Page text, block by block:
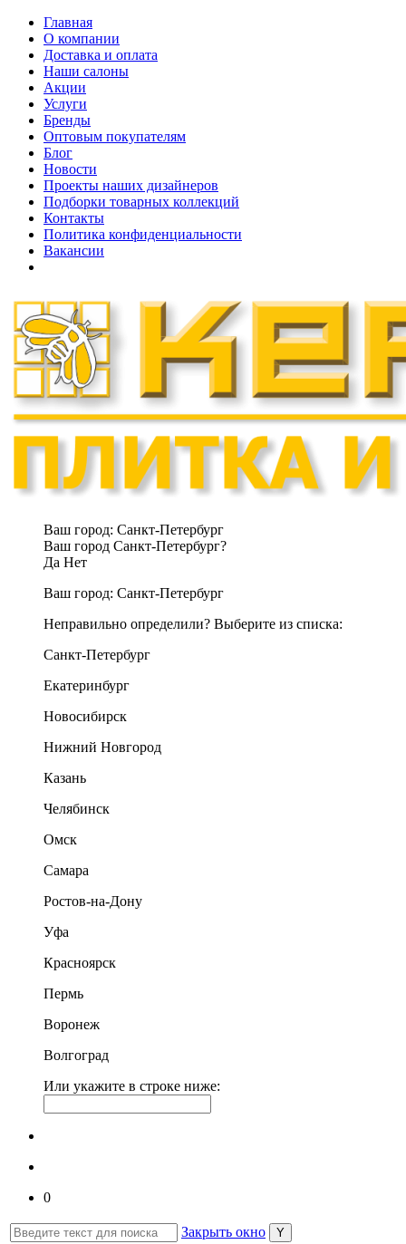
Главная
О компании
Доставка и оплата
Наши cалоны
Акции
Услуги
Бренды
Оптовым покупателям
Блог
Новости
Проекты наших дизайнеров
Подборки товарных коллекций
Контакты
Политика конфиденциальности
Вакансии
Ваш город: Санкт-Петербург
Ваш город Санкт-Петербург?
Да Нет
Ваш город: Санкт-Петербург
Неправильно определили? Выберите из списка:
Санкт-Петербург
Екатеринбург
Новосибирск
Нижний Новгород
Казань
Челябинск
Омск
Самара
Ростов-на-Дону
Уфа
Красноярск
Пермь
Воронеж
Волгоград
Или укажите в строке ниже:
0
Закрыть окно